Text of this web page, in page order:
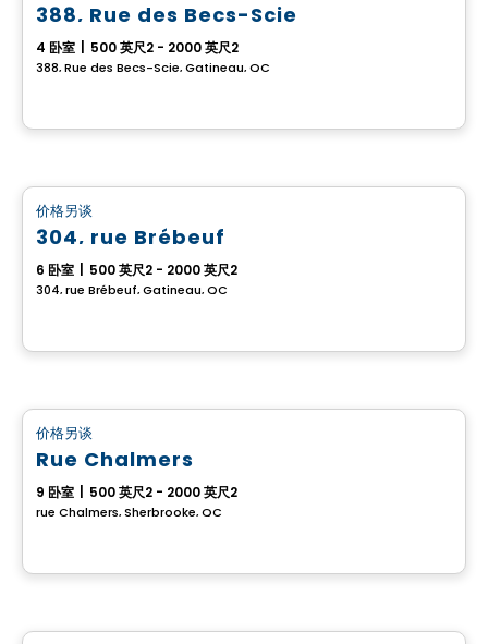
388, Rue des Becs-Scie
4 卧室 500 英尺2 - 2000 英尺2
388, Rue des Becs-Scie, Gatineau, QC
价格另谈
304, rue Brébeuf
6 卧室 500 英尺2 - 2000 英尺2
304, rue Brébeuf, Gatineau, QC
价格另谈
Rue Chalmers
9 卧室 500 英尺2 - 2000 英尺2
rue Chalmers, Sherbrooke, QC